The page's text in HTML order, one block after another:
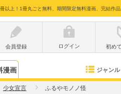
以上！1冊丸ごと無料、期間限定無料漫画、完結作品
会員登録
ログイン 初め
漫画 ジャンル
少女宣言 ふるやモノノ怪